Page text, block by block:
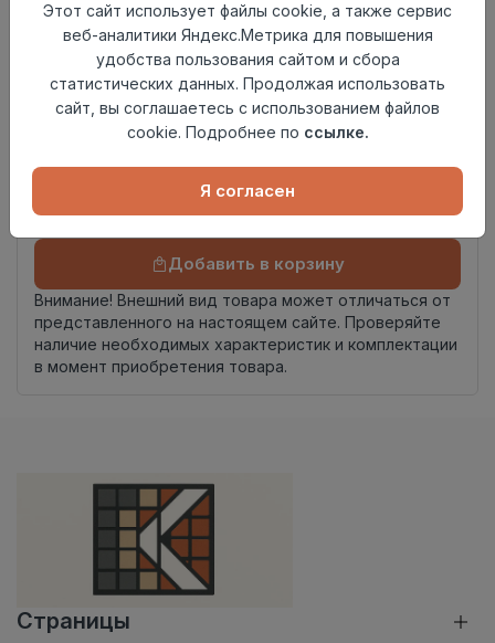
Товарная
группа
Керамогранит
8,5
Поверхностьматовая
Страна
происхождения
Книга с коллекциями
Добавить в корзину
Внимание! Внешний вид товара может отличаться от
представленного на настоящем сайте. Проверяйте
наличие необходимых характеристик и комплектации
в момент приобретения товара.
Страницы
Этот сайт использует файлы cookie, а также сервис
веб-аналитики Яндекс.Метрика для повышения
удобства пользования сайтом и сбора
статистических данных. Продолжая использовать
сайт, вы соглашаетесь с использованием файлов
cookie. Подробнее по ссылке.
Я согласен